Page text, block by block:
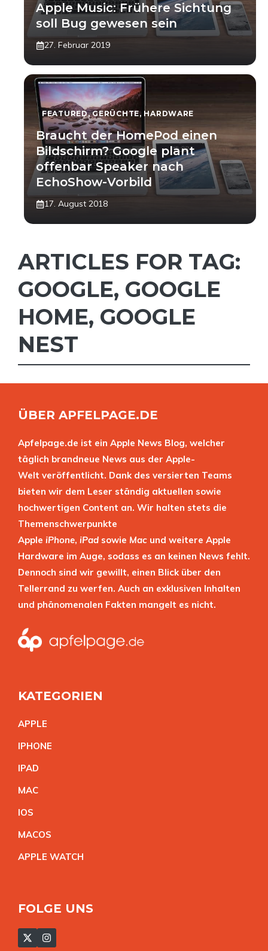
Apple Music: Frühere Sichtung
soll Bug gewesen sein
27. Februar 2019
FEATURED,GERÜCHTE, HARDWARE
Braucht der HomePod einen
Bildschirm? Google plant
offenbar Speaker nach
EchoShow-Vorbild
17. August 2018
ARTICLES FOR TAG:
GOOGLE, GOOGLE
HOME, GOOGLE
NEST
ÜBER APFELPAGE.DE
Apfelpage.de ist ein Apple News Blog, welcher
täglich brandneue News aus der Apple-
Welt veröffentlicht. Dank des versierten Teams
bieten wir dem Leser ständig aktuellen sowie
hochwertigen Content an. Wir halten stets die
Themenschwerpunkte
Apple iPhone, iPad sowie Mac und weitere Apple
Hardware im Auge, sodass es an keinen News fehlt.
Dennoch sind wir gewillt, einen Blick über den
Tellerrand zu werfen. Auch an exklusiven Inhalten
und phänomenalen Fakten mangelt es nicht.
KATEGORIEN
APPLE
IPHONE
IPAD
MAC
IOS
MACOS
APPLE WATCH
FOLGE UNS